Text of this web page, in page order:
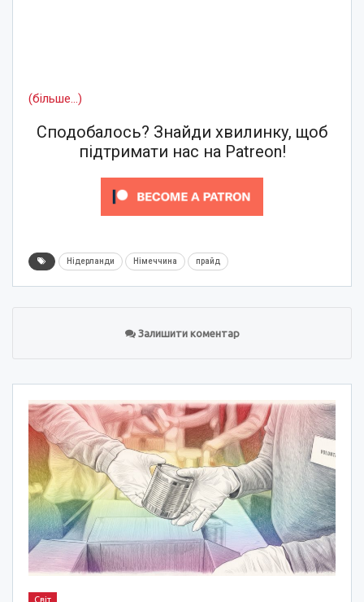
(більше…)
Сподобалось? Знайди хвилинку, щоб
підтримати нас на Patreon!
Нідерланди Німеччина прайд
Залишити коментар
Світ